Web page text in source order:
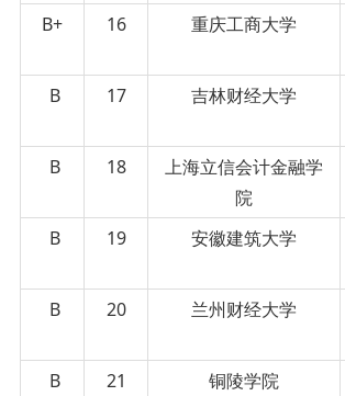
B+ 16 重庆工商大学
B
17 吉林财经大学
B
18
上海立信会计金融学
院
B
19 安徽建筑大学
B
20 兰州财经大学
B
21 铜陵学院